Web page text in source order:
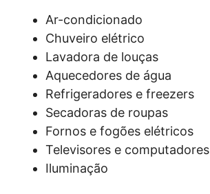
Ar-condicionado
Chuveiro elétrico
Lavadora de louças
Aquecedores de água
Refrigeradores e freezers
Secadoras de roupas
Fornos e fogões elétricos
Televisores e computadores
Iluminação